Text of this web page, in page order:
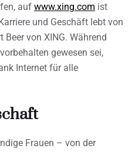
auf www.xing.com ist
und Geschäft lebt von
Beer von XING. Während
gewesen sei,
Internet für alle
Frauen – von der